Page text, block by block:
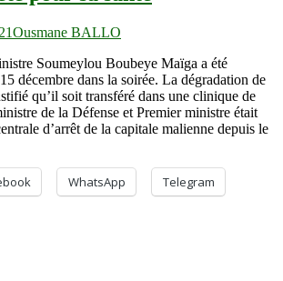
Ousmane BALLO
Soumeylou Boubeye Maïga a été
décembre dans la soirée. La dégradation de
qu’il soit transféré dans une clinique de
de la Défense et Premier ministre était
d’arrêt de la capitale malienne depuis le
WhatsApp Telegram